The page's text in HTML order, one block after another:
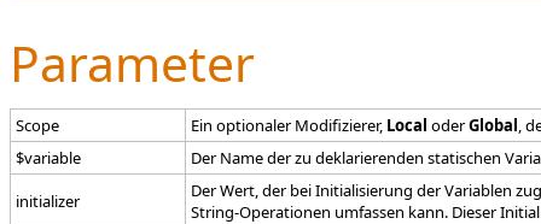
Parameter
Scope Ein optionaler Modifizierer, Local oderGlobal,
$variable
Der Name der zu deklarierenden statischen
initializer
Der Wert, der bei Initialisierung der Variablen
String-Operationen umfassen kann. Dieser